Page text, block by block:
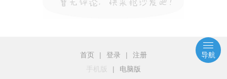
首页 | 登录 |
注册
手机版
| 电脑版
导航